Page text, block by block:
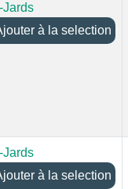
Jards
Ajouter à la selection
Jards
Ajouter à la selection